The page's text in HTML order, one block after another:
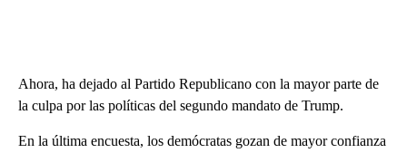
Ahora, ha dejado al Partido Republicano con la mayor parte de
la culpa por las políticas del segundo mandato de Trump.
En la última encuesta, los demócratas gozan de mayor confianza